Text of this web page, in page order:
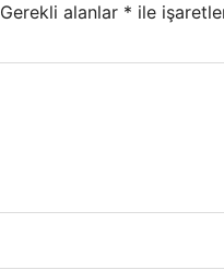
Gerekli alanlar * ile